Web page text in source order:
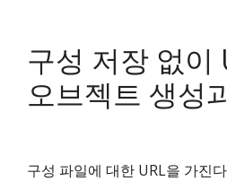
구성 저장 없이
오브젝트 생성
구성 파일에 대한 URL을 가진